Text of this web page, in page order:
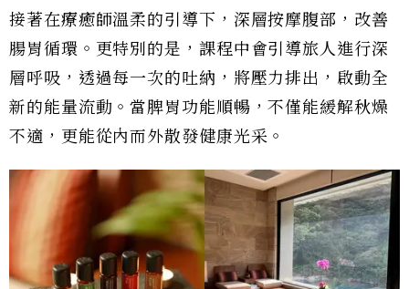
接著在療癒師溫柔的引導下，深層按摩腹部，改善
腸胃循環。更特別的是，課程中會引導旅人進行深
層呼吸，透過每一次的吐納，將壓力排出，啟動全
新的能量流動。當脾胃功能順暢，不僅能緩解秋燥
不適，更能從內而外散發健康光采。